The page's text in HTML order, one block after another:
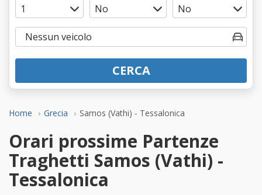
Home Grecia Samos (Vathi) - Tessalonica
CERCA
Orari prossime Partenze
Traghetti Samos (Vathi) -
Tessalonica